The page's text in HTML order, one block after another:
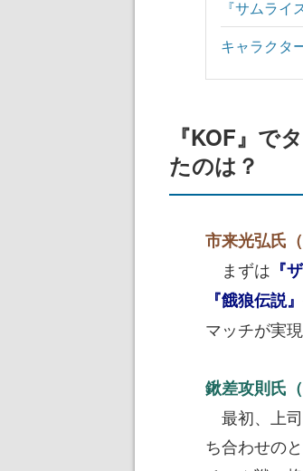
『サムラ
キャラクタ
『KOF』で
たのは？
市来光弘氏
まずは 『
『餓狼伝説』
マッチが実
鍬差攻則氏
最初、上
ち合わせの